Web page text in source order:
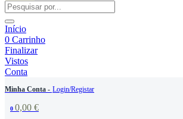
Início
0 Carrinho
Finalizar
Vistos
Conta
Minha Conta - Login/Registar
0 0,00 €